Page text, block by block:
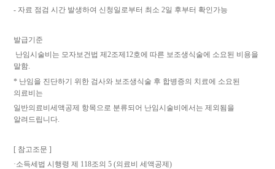
- 자료 점검 시간 발생하여 신청일로부터 최소2일 후부터 확인가능
발급기준
난임시술비는 모자보건법 제2조제 12호에 따른 보조생식술에 소요된 비용을
말함.
* 난임을 진단하기 위한 검사와 보조생식술 후 합병증의 치료에 소요된
의료비는
일반의료비세액공제 항목으로 분류되어 난임시술비에서는 제외됨을
알려드립니다.
[ 참고조문]
·소득세법 시행령 제 118조의5 (의료비 세액공제)